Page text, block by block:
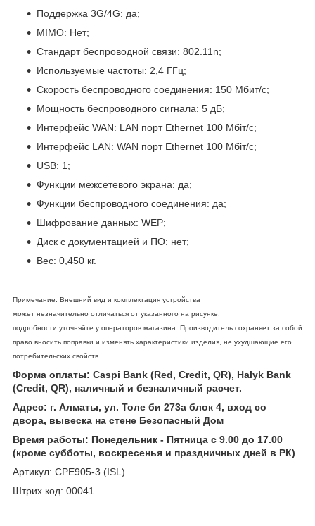
Поддержка 3G/4G: да;
MIMO: Нет;
Стандарт беспроводной связи: 802.11n;
Используемые частоты: 2,4 ГГц;
Скорость беспроводного соединения: 150 Мбит/с;
Мощность беспроводного сигнала: 5 дБ;
Интерфейс WAN: LAN порт Ethernet 100 Мбіт/с;
Интерфейс LAN: WAN порт Ethernet 100 Мбіт/с;
USB: 1;
Функции межсетевого экрана: да;
Функции беспроводного соединения: да;
Шифрование данных: WEP;
Диск с документацией и ПО: нет;
Вес: 0,450 кг.
Примечание: Внешний вид и комплектация устройства
может незначительно отличаться от указанного на рисунке,
подробности уточняйте у операторов магазина. Производитель сохраняет за собой
право вносить поправки и изменять характеристики изделия, не ухудшающие его
потребительских свойств
Форма оплаты: Caspi Bank (Red, Credit, QR), Halyk Bank
(Credit, QR), наличный и безналичный расчет.
Адрес: г. Алматы, ул. Толе би 273а блок 4, вход со
двора, вывеска на стене Безопасный Дом
Время работы: Понедельник - Пятница с 9.00 до 17.00
(кроме субботы, воскресенья и праздничных дней в РК)
Артикул: CPE905-3 (ISL)
Штрих код: 00041